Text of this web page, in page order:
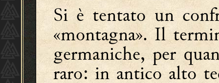
Si è tentato un
«montagna». Il
germaniche, per
raro: in antico alto